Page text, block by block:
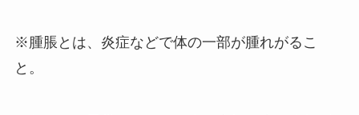
※腫脹とは、炎症などで体の一部が腫れがるこ
と。